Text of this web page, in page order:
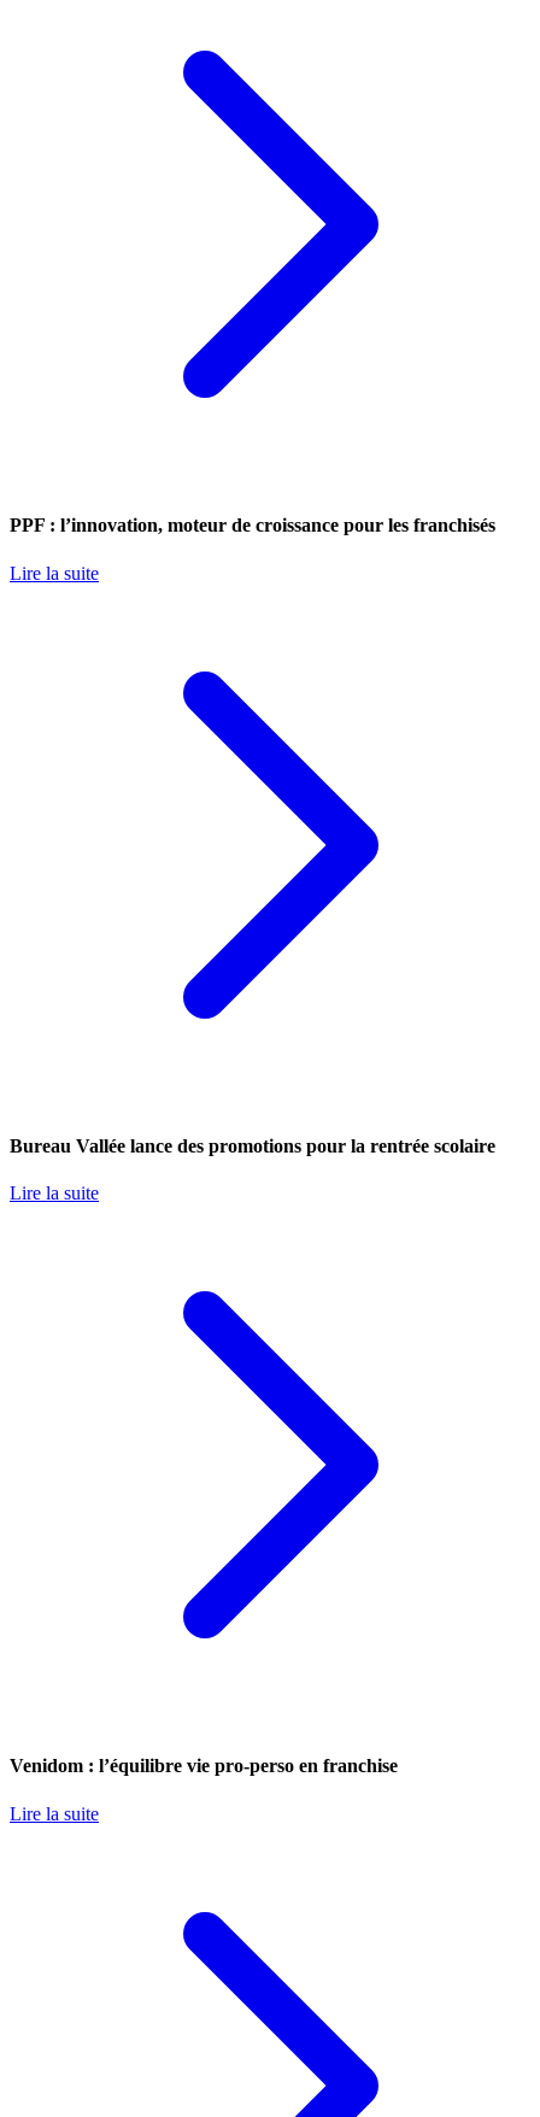
PPF : l’innovation, moteur de croissance pour les franchisés
Lire la suite
Bureau Vallée lance des promotions pour la rentrée scolaire
Lire la suite
Venidom : l’équilibre vie pro-perso en franchise
Lire la suite